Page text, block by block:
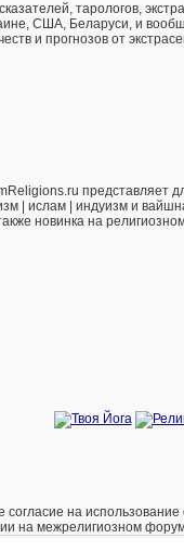
тарологов,
США, Беларуси, и
и прогнозов от
представляет
| ислам | индуизм и
новинка на
на
на межрелигиозном